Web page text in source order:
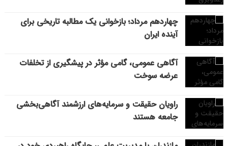
چهاردهم مرداد؛ بازخوانی یک مطالبه تاریخی برای
آینده ایران
آگاهی عمومی، گامی مؤثر در پیشگیری از تخلفات
عرضه سوخت
راویان حقیقت و سرمایه‌های ارزشمند آگاهی‌بخشی
جامعه هستند